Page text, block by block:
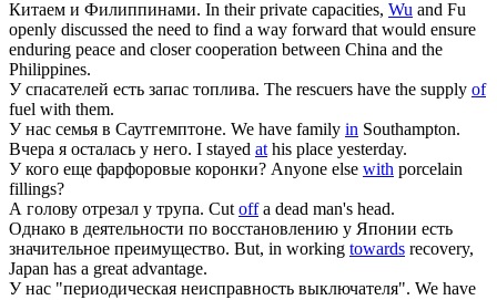
Китаем и Филиппинами. In their private capacities, Wu and Fu
openly discussed the need to find a way forward that would ensure
enduring peace and closer cooperation between China and the
Philippines.
Успасателей есть запас топлива. The rescuers have the supply of
fuel with them.
Унас семья в Саутгемптоне. We have family in Southampton.
Вчера я осталась у него. I stayed athis place yesterday.
Укого еще фарфоровые коронки? Anyone else with porcelain
fillings?
А голову отрезал у трупа. Cutoffa dead man's head.
Однако в деятельности по восстановлению у Японии есть
значительное преимущество. But, in working towards recovery,
Japan has a great advantage.
Унас "периодическая неисправность выключателя". We have